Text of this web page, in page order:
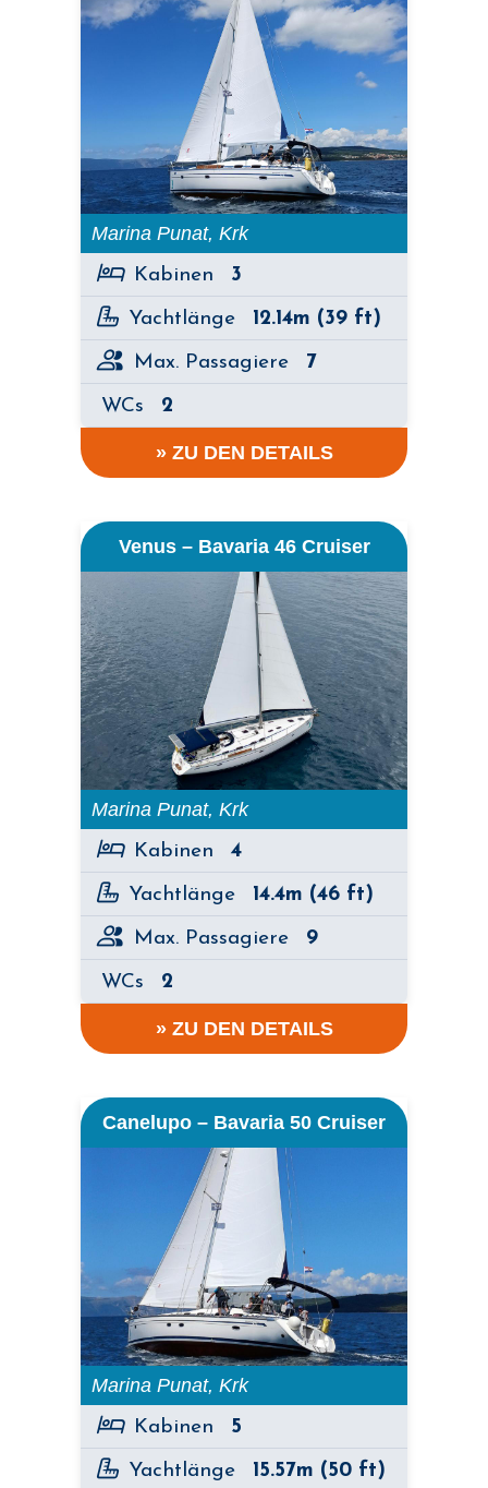
Marina Punat, Krk
Kabinen 3
Yachtlänge 12.14m (39 ft)
Max. Passagiere 7
WCs 2
» ZU DEN DETAILS
Venus – Bavaria 46 Cruiser
Marina Punat, Krk
Kabinen 4
Yachtlänge 14.4m (46 ft)
Max. Passagiere 9
WCs 2
» ZU DEN DETAILS
Canelupo – Bavaria 50 Cruiser
Marina Punat, Krk
Kabinen 5
Yachtlänge 15.57m (50 ft)